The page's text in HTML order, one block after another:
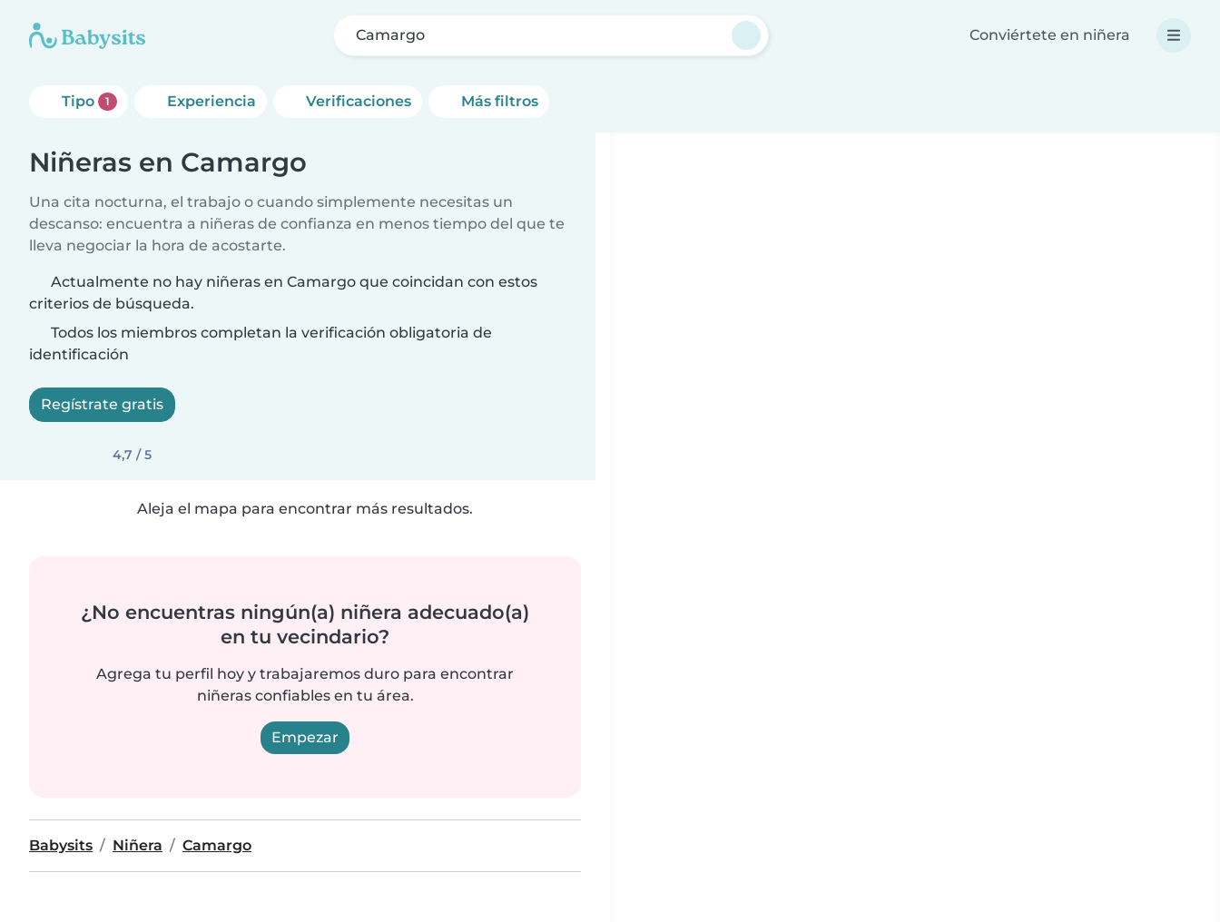
Camargo Conviértete en niñera
Tipo 1 Experiencia Verificaciones Más filtros
Niñeras en Camargo
Una cita nocturna, el trabajo o cuando simplemente necesitas un
descanso: encuentra a niñeras de confianza en menos tiempo del que te
lleva negociar la hora de acostarte.
Actualmente no hay niñeras en Camargo que coincidan con estos
criterios de búsqueda.
Todos los miembros completan la verificación obligatoria de
identificación
Regístrate gratis
4,7 / 5
Aleja el mapa para encontrar más resultados.
¿No encuentras ningún(a) niñera adecuado(a)
en tu vecindario?
Agrega tu perfil hoy y trabajaremos duro para encontrar
niñeras confiables en tu área.
Empezar
Babysits Niñera Camargo